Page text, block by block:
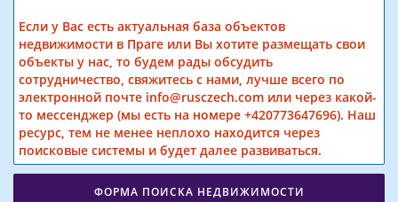
Если у Вас есть актуальная база объектов
недвижимости в Праге или Вы хотите размещать свои
объекты у нас, то будем рады обсудить
сотрудничество, свяжитесь с нами, лучше всего по
электронной почте info@rusczech.com или через какой-
то мессенджер (мы есть на номере +420773647696). Наш
ресурс, тем не менее неплохо находится через
поисковые системы и будет далее развиваться.
ФОРМА ПОИСКА НЕДВИЖИМОСТИ